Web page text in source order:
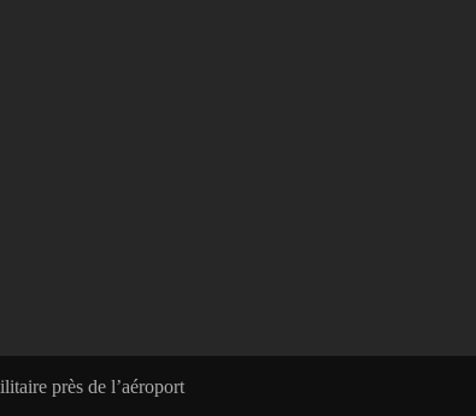
près de l’aéroport